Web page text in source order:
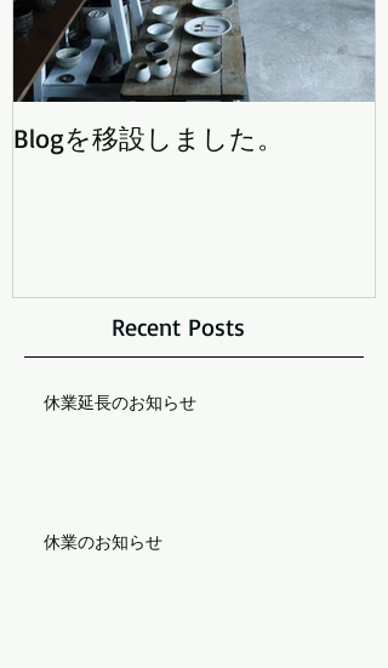
Blogを移設しました。
Recent Posts
休業延長のお知らせ
休業のお知らせ